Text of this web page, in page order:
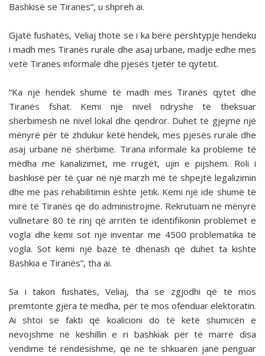
Bashkisë së Tiranës”, u shpreh ai.
Gjatë fushatës, Veliaj thotë se i ka bërë përshtypje hendeku
i madh mes Tiranës rurale dhe asaj urbane, madje edhe mes
vetë Tiranës informale dhe pjesës tjetër të qytetit.
“Ka një hendek shumë të madh mes Tiranës qytet dhe
Tiranës fshat. Kemi një nivel ndryshe të theksuar
shërbimesh në nivel lokal dhe qendror. Duhet të gjejmë një
mënyrë për të zhdukur këtë hendek, mes pjesës rurale dhe
asaj urbane në shërbime. Tirana informale ka probleme të
mëdha me kanalizimet, me rrugët, ujin e pijshëm. Roli i
bashkisë për të çuar në një marzh më të shpejtë legalizimin
dhe më pas rehabilitimin është jetik. Kemi një ide shumë të
mirë të Tiranës që do administrojmë. Rekrutuam në mënyrë
vullnetare 80 të rinj që arritën të identifikonin problemet e
vogla dhe kemi sot një inventar me 4500 problematika të
vogla. Sot kemi një bazë të dhënash që duhet ta kishte
Bashkia e Tiranës”, tha ai.
Sa i takon fushatës, Veliaj, tha se zgjodhi që të mos
premtonte gjëra të mëdha, për të mos ofenduar elektoratin.
Ai shtoi se fakti që koalicioni do të ketë shumicën e
nevojshme në këshillin e ri bashkiak për të marrë disa
vendime të rëndësishme, që në të shkuarën janë penguar